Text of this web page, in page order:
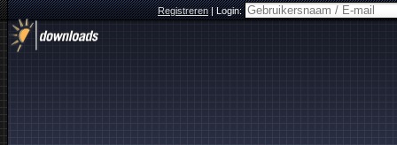
Registreren|Login: